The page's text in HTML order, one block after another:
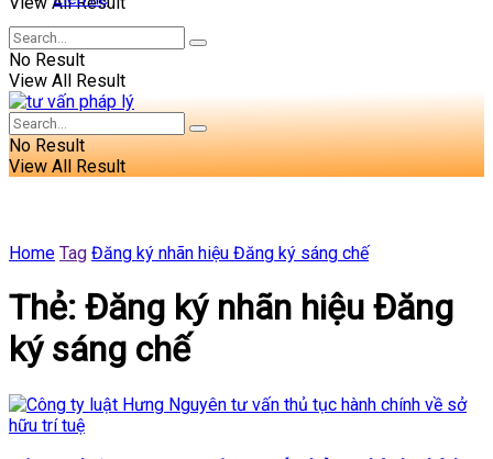
No Result
View All Result
No Result
View All Result
Home Tag Đăng ký nhãn hiệu Đăng ký sáng chế
Thẻ: Đăng ký nhãn hiệu Đăng
ký sáng chế